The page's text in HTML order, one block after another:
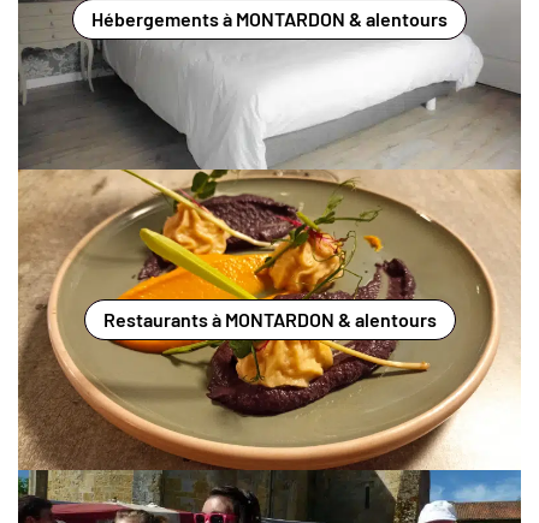
Hébergements à MONTARDON & alentours
Restaurants à MONTARDON & alentours